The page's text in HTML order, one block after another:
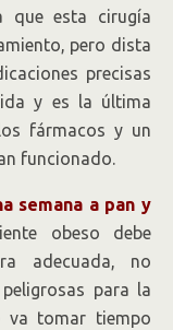
que esta cirugía
pero dista
precisas
y es la última
fármacos y un
funcionado.
semana a pan y
obeso debe
adecuada, no
para la
va tomar tiempo